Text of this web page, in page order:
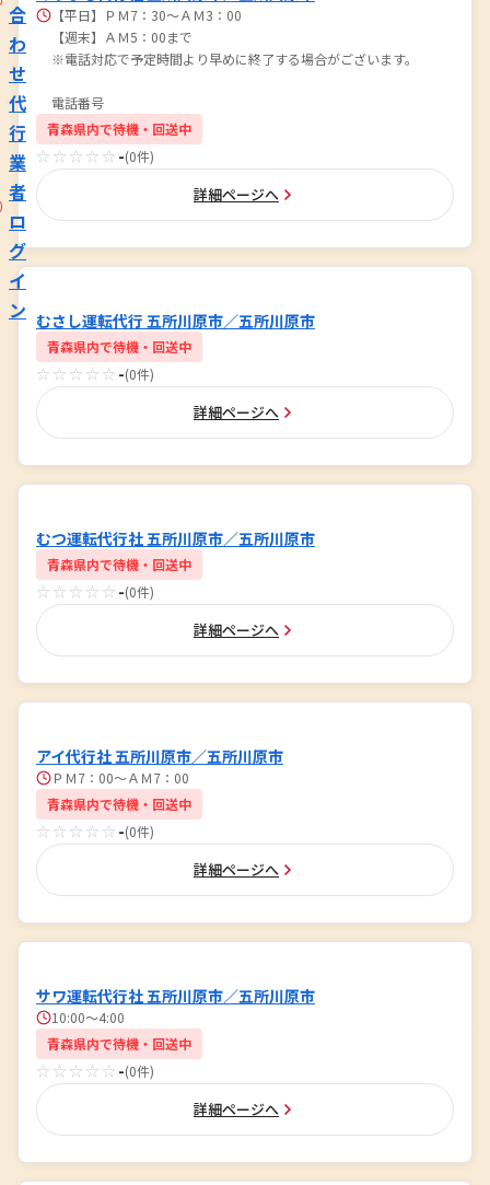
合
わ
せ
代
行
業
者
ロ
グ
イ
ン
【平日】ＰＭ7：30～ＡＭ3：00
【週末】ＡＭ5：00まで
※電話対応で予定時間より早めに終了する場合がございます。
電話番号
青森県内で待機・回送中
☆☆☆☆☆ -(0件)
詳細ページへ
むさし運転代行 五所川原市／五所川原市
青森県内で待機・回送中
☆☆☆☆☆ -(0件)
詳細ページへ
むつ運転代行社 五所川原市／五所川原市
青森県内で待機・回送中
☆☆☆☆☆ -(0件)
詳細ページへ
アイ代行社 五所川原市／五所川原市
ＰＭ7：00～ＡＭ7：00
青森県内で待機・回送中
☆☆☆☆☆ -(0件)
詳細ページへ
サワ運転代行社 五所川原市／五所川原市
10:00～4:00
青森県内で待機・回送中
☆☆☆☆☆ -(0件)
詳細ページへ